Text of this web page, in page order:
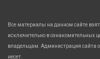
Все материалы на данном сайте
исключительно в ознакомительных
владельцам. Администрация сайта
несет.